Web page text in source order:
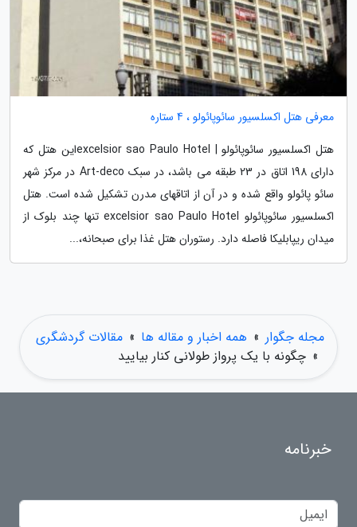
معرفی هتل اکسلسیور سائوپائولو ، 4 ستاره
هتل اکسلسیور سائوپائولو | excelsior sao Paulo Hotelاین هتل که
دارای 198 اتاق در 23 طبقه می باشد، در سبک Art-deco در مرکز شهر
سائو پائولو واقع شده و در آن از اتاقهای مدرن تشکیل شده است. هتل
اکسلسیور سائوپائولو excelsior sao Paulo Hotel تنها چند بلوک از
میدان ریپابلیکا فاصله دارد. رستوران هتل غذا برای صبحانه،...
مجله جگوار » همه اخبار و مقاله ها » مقالات گردشگری
» چگونه با یک پرواز طولانی کنار بیایید
خبرنامه